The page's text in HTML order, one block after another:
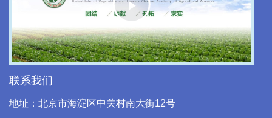
Play
Video
联系我们
地址：北京市海淀区中关村南大街12号